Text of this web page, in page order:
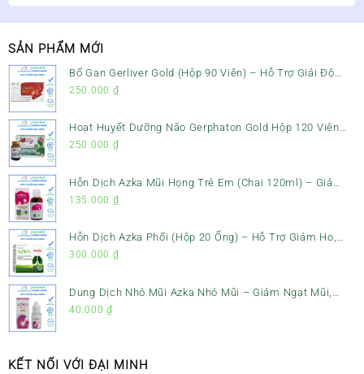
SẢN PHẨM MỚI
Bổ Gan Gerliver Gold (Hộp 90 Viên) – Hỗ Trợ Giải Độc
Gan, Mát Gan & Bảo Vệ Gan
250.000 ₫
Hoạt Huyết Dưỡng Não Gerphaton Gold Hộp 120 Viên
– Giảm Đau Đầu, Hoa Mắt, Chóng Mặt & Rối Loạn Tiền
250.000 ₫
Hỗn Dịch Azka Mũi Họng Trẻ Em (Chai 120ml) – Giảm
Ho, Tiêu Đờm & Đau Rát Họng
135.000 ₫
Hỗn Dịch Azka Phổi (Hộp 20 Ống) – Hỗ Trợ Giảm Ho,
Tiêu Đờm & Bổ Phổi
300.000 ₫
Dung Dịch Nhỏ Mũi Azka Nhỏ Mũi – Giảm Ngạt Mũi,
Sổ Mũi Cho Trẻ Sơ Sinh
40.000 ₫
KẾT NỐI VỚI ĐẠI MINH